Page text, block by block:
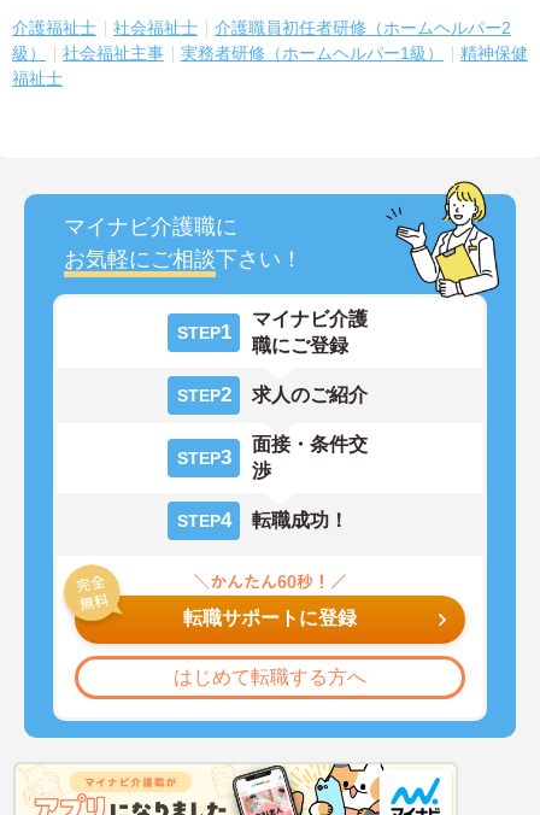
介護福祉士 社会福祉士
介護職員初任者研修（ホームヘルパー2
級）
社会福祉主事 実務者研修（ホームヘルパー1級）
精神保健
福祉士
マイナビ介護職に
お気軽にご相談下さい！
STEP1
マイナビ介護
職にご登録
STEP2 求人のご紹介
STEP3
面接・条件交
渉
STEP4 転職成功！
転職サポートに登録
はじめて転職する方へ